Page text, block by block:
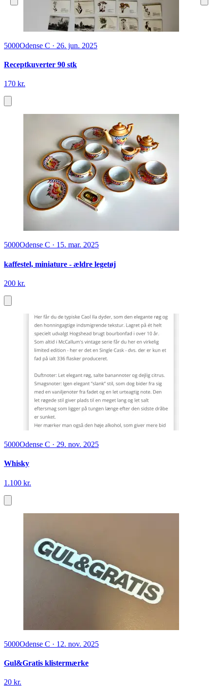
5000Odense C · 26. jun. 2025
Receptkuverter 90 stk
170 kr.
5000Odense C · 15. mar. 2025
kaffestel, miniature - ældre legetøj
200 kr.
5000Odense C · 29. nov. 2025
Whisky
1.100 kr.
5000Odense C · 12. nov. 2025
Gul&Gratis klistermærke
20 kr.